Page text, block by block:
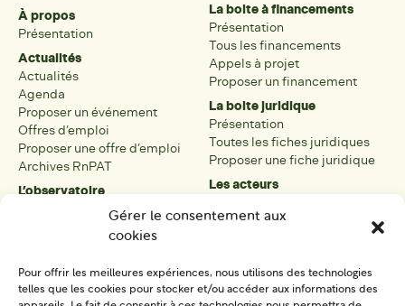
Gérer le consentement aux
cookies
Pour offrir les meilleures expériences, nous utilisons des technologies
telles que les cookies pour stocker et/ou accéder aux informations des
À propos
Présentation
Actualités
Actualités
Agenda
Proposer un événement
Offres d’emploi
Proposer une offre d’emploi
Archives RnPAT
L’observatoire
Présentation de l’observatoire
La boîte à outils
La boite à financements
Présentation
Tous les financements
Appels à projet
Proposer un financement
La boite juridique
Présentation
Toutes les fiches juridiques
Proposer une fiche juridique
Les acteurs
Tous les acteurs